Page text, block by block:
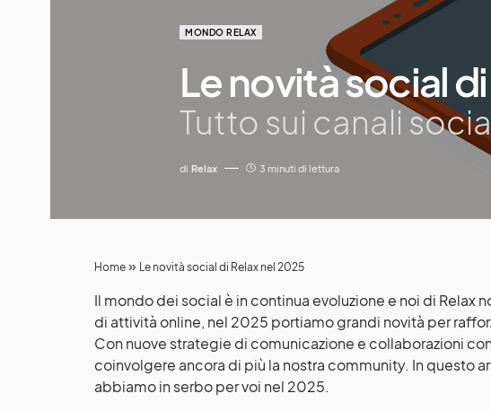
MONDO RELAX
Le novità social
Tutto sui canali
di Relax 3 minuti di lettura
Home » Le novità social di Relax nel 2025
Il mondo dei social è in continua evoluzione e noi di Relax
di attività online, nel 2025 portiamo grandi novità per
Con nuove strategie di comunicazione e collaborazioni
coinvolgere ancora di più la nostra community. In questo
abbiamo in serbo per voi nel 2025.